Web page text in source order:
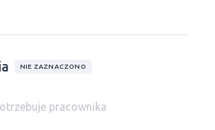
NIE ZAZNACZONO
pracownika